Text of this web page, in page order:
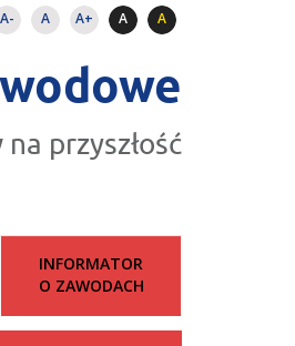
A- A A+ A A
przyszłość
INFORMATOR
O ZAWODACH